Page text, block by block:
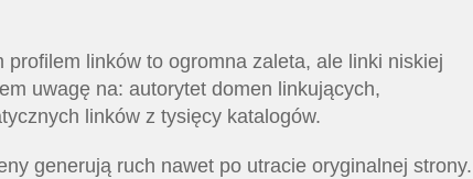
profilem linków to ogromna zaleta, ale linki niskiej
uwagę na: autorytet domen linkujących,
linków z tysięcy katalogów.
generują ruch nawet po utracie oryginalnej strony.